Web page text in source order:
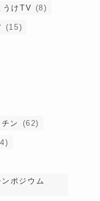
うけTV (8)
(15)
ン (62)
ポジウム